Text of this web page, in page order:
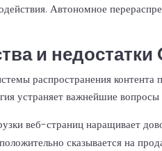
Автономное
и недостатки
распространения
устраняет важнейшие
веб-страниц наращивает
сказывается на